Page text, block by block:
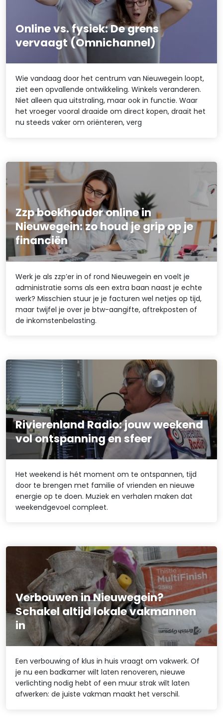
Online vs. fysiek: De grens
vervaagt (Omnichannel)
Wie vandaag door het centrum van Nieuwegein loopt,
ziet een opvallende ontwikkeling. Winkels veranderen.
Niet alleen qua uitstraling, maar ook in functie. Waar
het vroeger vooral draaide om direct kopen, draait het
nu steeds vaker om oriënteren, verg
Zzp boekhouder online in
Nieuwegein: zo houd je grip op je
financiën
Werk je als zzp’er in of rond Nieuwegein en voelt je
administratie soms als een extra baan naast je echte
werk? Misschien stuur je je facturen wel netjes op tijd,
maar twijfel je over je btw-aangifte, aftrekposten of
de inkomstenbelasting.
Rivierenland Radio: jouw weekend
vol ontspanning en sfeer
Het weekend is hét moment om te ontspannen, tijd
door te brengen met familie of vrienden en nieuwe
energie op te doen. Muziek en verhalen maken dat
weekendgevoel compleet.
Verbouwen in Nieuwegein?
Schakel altijd lokale vakmannen
in
Een verbouwing of klus in huis vraagt om vakwerk. Of
je nu een badkamer wilt laten renoveren, nieuwe
verlichting nodig hebt of een muur strak wilt laten
afwerken: de juiste vakman maakt het verschil.